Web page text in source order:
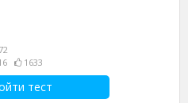
1633
тест